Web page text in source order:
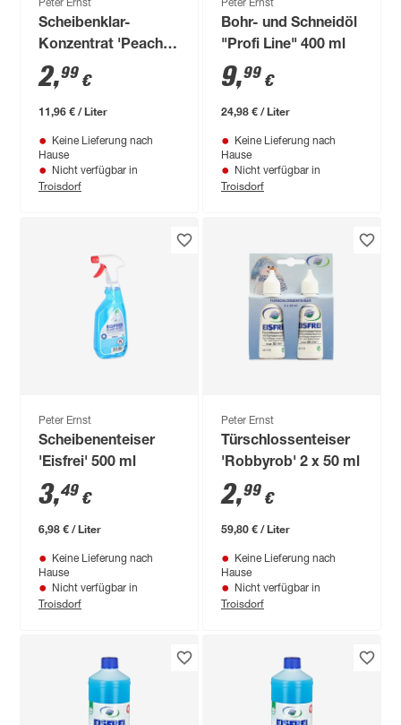
Peter Ernst
Scheibenklar-
Konzentrat 'Peach'
250 ml
2,99 €
11,96 € / Liter
Keine Lieferung nach
Hause
Nicht verfügbar in
Troisdorf
Peter Ernst
Bohr- und Schneidöl
"Profi Line" 400 ml
9,99 €
24,98 € / Liter
Keine Lieferung nach
Hause
Nicht verfügbar in
Troisdorf
Peter Ernst
Scheibenenteiser
'Eisfrei' 500 ml
3,49 €
6,98 € / Liter
Keine Lieferung nach
Hause
Nicht verfügbar in
Troisdorf
Peter Ernst
Türschlossenteiser
'Robbyrob' 2 x 50 ml
2,99 €
59,80 € / Liter
Keine Lieferung nach
Hause
Nicht verfügbar in
Troisdorf